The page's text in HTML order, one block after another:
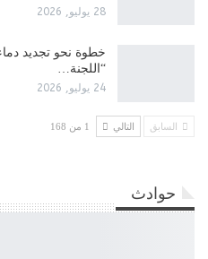
28 يوليو, 2026
​خطوة نحو تجديد
“اللجنة…
24 يوليو, 2026
السابق التالي 1 من 168
حوادث